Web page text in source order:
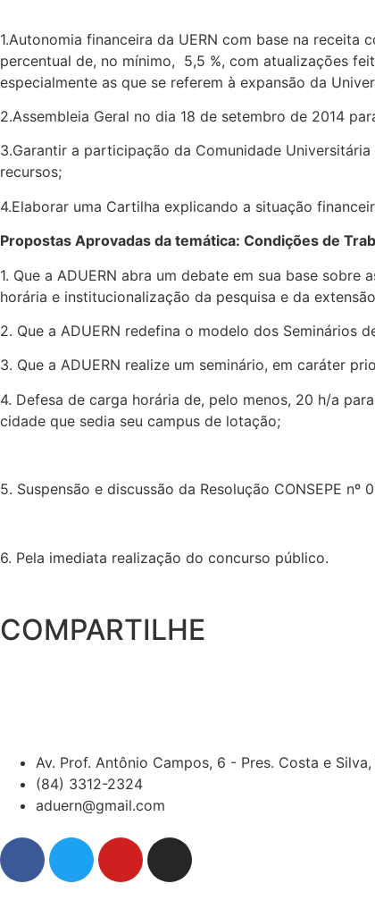
1.Autonomia financeira da UERN com base na
percentual de, no mínimo, 5,5 %, com atualizações
especialmente as que se referem à expansão da
2.Assembleia Geral no dia 18 de setembro de 2014
3.Garantir a participação da Comunidade
recursos;
4.Elaborar uma Cartilha explicando a situação
Propostas Aprovadas da temática: Condições de
1. Que a ADUERN abra um debate em sua base
horária e institucionalização da pesquisa e da
2. Que a ADUERN redefina o modelo dos Seminários
3. Que a ADUERN realize um seminário, em caráter
4. Defesa de carga horária de, pelo menos, 20 h/a
cidade que sedia seu campus de lotação;
5. Suspensão e discussão da Resolução CONSEPE
6. Pela imediata realização do concurso público.
COMPARTILHE
Av. Prof. Antônio Campos, 6 - Pres. Costa e
(84) 3312-2324
aduern@gmail.com